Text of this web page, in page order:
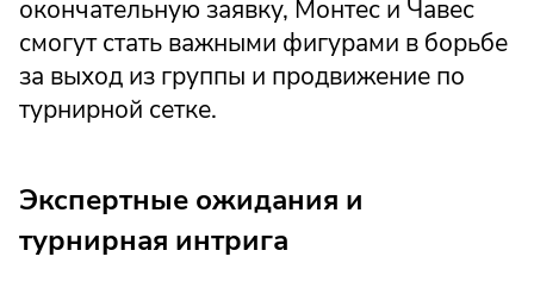
окончательную заявку, Монтес и Чавес
смогут стать важными фигурами в борьбе
за выход из группы и продвижение по
турнирной сетке.
Экспертные ожидания и
турнирная интрига